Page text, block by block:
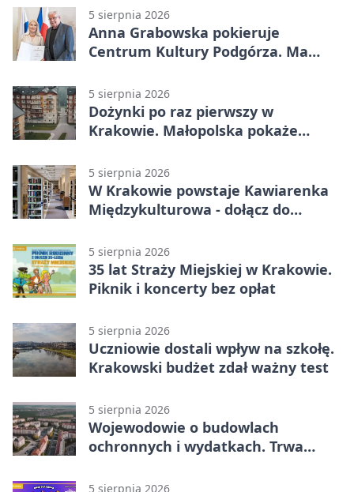
5 sierpnia 2026
Anna Grabowska pokieruje
Centrum Kultury Podgórza. Ma
5 sierpnia 2026
Dożynki po raz pierwszy w
Krakowie. Małopolska pokaże
5 sierpnia 2026
W Krakowie powstaje Kawiarenka
Międzykulturowa - dołącz do
5 sierpnia 2026
35 lat Straży Miejskiej w Krakowie.
Piknik i koncerty bez opłat
5 sierpnia 2026
Uczniowie dostali wpływ na szkołę.
Krakowski budżet zdał ważny test
5 sierpnia 2026
Wojewodowie o budowlach
ochronnych i wydatkach. Trwa
5 sierpnia 2026